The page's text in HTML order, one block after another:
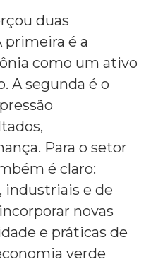
duas
primeira é a
como um ativo
A segunda é o
Para o setor
é claro:
industriais e de
novas
e práticas de
verde